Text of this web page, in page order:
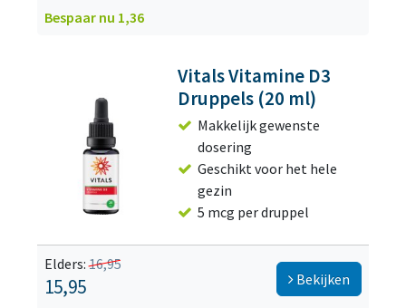
Bespaar nu 1,36
Vitals Vitamine D3
Druppels (20 ml)
Makkelijk gewenste
dosering
Geschikt voor het hele
gezin
5 mcg per druppel
Elders:16,95
15,95 Bekijken